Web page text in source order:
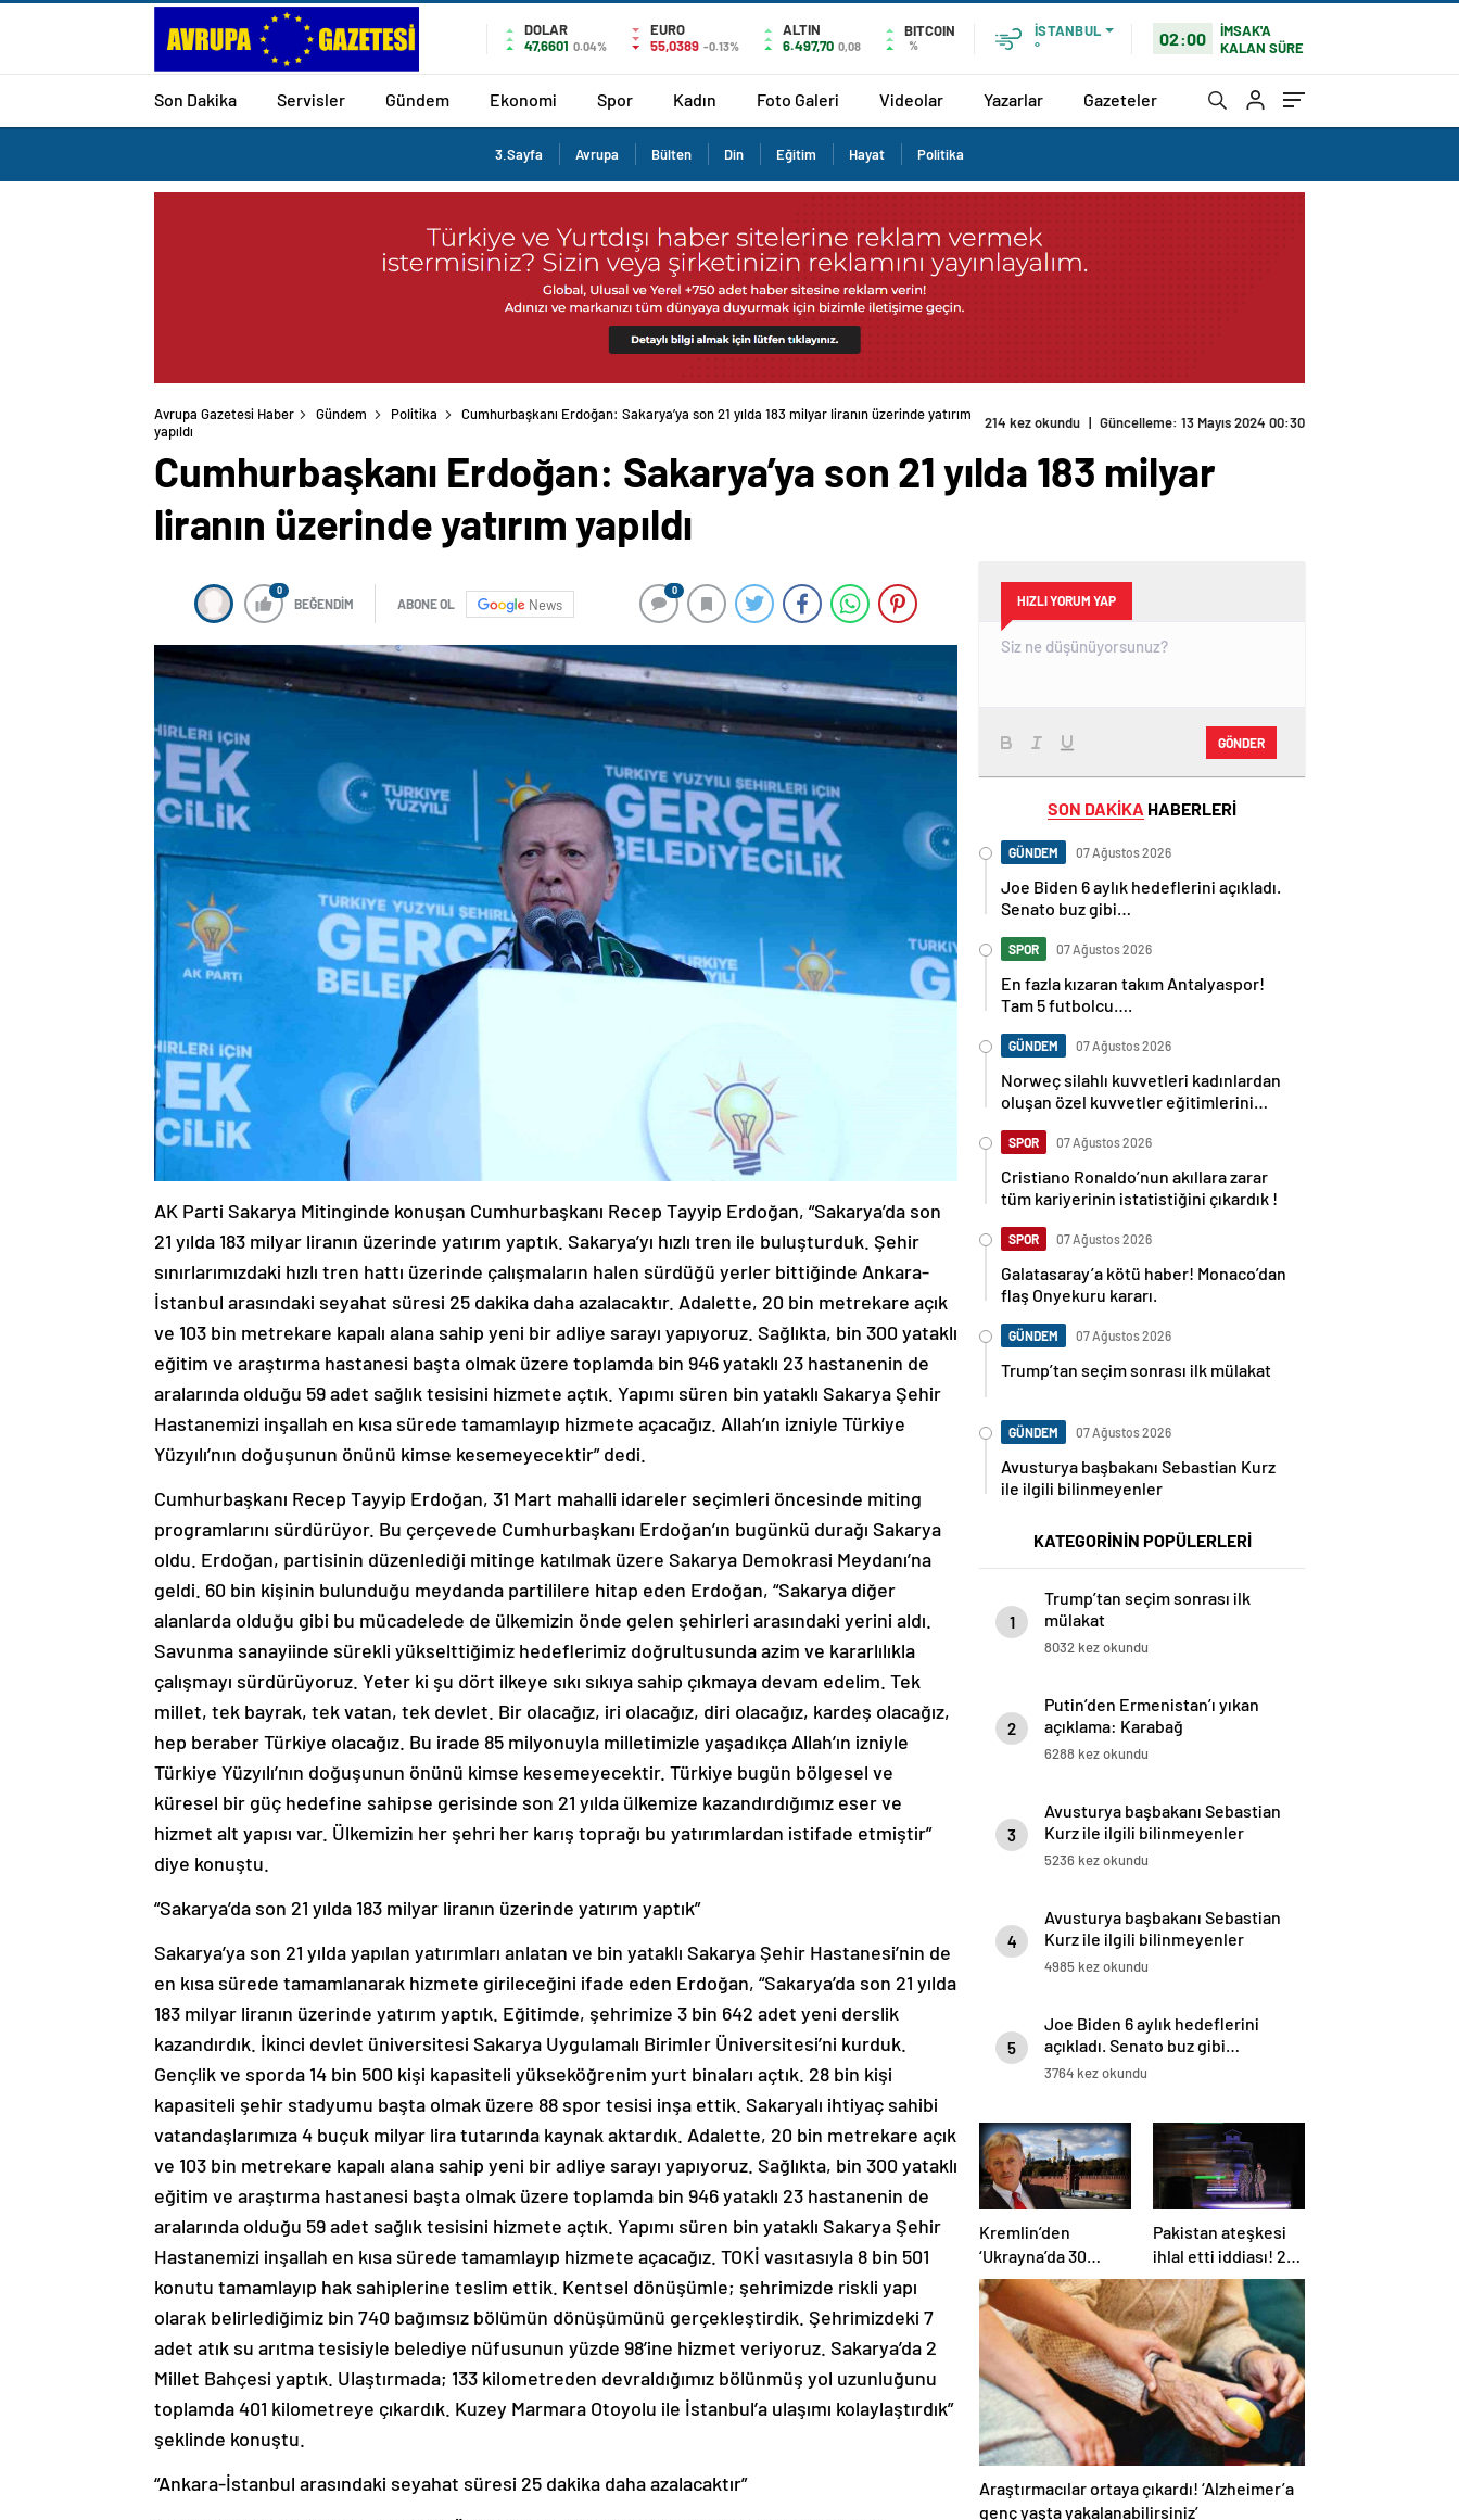
DOLAR
47,6601 0.04%
EURO
55,0389 -0.13%
ALTIN
6.497,70 0,08
BITCOIN
%
İSTANBUL
°
02:00
İMSAK'A
KALAN SÜRE
Son Dakika Servisler Gündem Ekonomi Spor Kadın Foto Galeri Videolar Yazarlar Gazeteler
3.Sayfa Avrupa Bülten Din Eğitim Hayat Politika
Avrupa Gazetesi Haber Gündem Politika Cumhurbaşkanı Erdoğan: Sakarya’ya son 21 yılda 183 milyar liranın üzerinde yatırım yapıldı
Cumhurbaşkanı Erdoğan: Sakarya’ya son 21 yılda 183 milyar
liranın üzerinde yatırım yapıldı
News
21 yılda 183 milyar liranın üzerinde yatırım yaptık. Sakarya’yı hızlı tren ile buluşturduk. Şehir
sınırlarımızdaki hızlı tren hattı üzerinde çalışmaların halen sürdüğü yerler bittiğinde Ankara-
İstanbul arasındaki seyahat süresi 25 dakika daha azalacaktır. Adalette, 20 bin metrekare açık
ve 103 bin metrekare kapalı alana sahip yeni bir adliye sarayı yapıyoruz. Sağlıkta, bin 300 yataklı
eğitim ve araştırma hastanesi başta olmak üzere toplamda bin 946 yataklı 23 hastanenin de
aralarında olduğu 59 adet sağlık tesisini hizmete açtık. Yapımı süren bin yataklı Sakarya Şehir
Hastanemizi inşallah en kısa sürede tamamlayıp hizmete açacağız. Allah’ın izniyle Türkiye
Yüzyılı’nın doğuşunun önünü kimse kesemeyecektir” dedi.
programlarını sürdürüyor. Bu çerçevede Cumhurbaşkanı Erdoğan’ın bugünkü durağı Sakarya
oldu. Erdoğan, partisinin düzenlediği mitinge katılmak üzere Sakarya Demokrasi Meydanı’na
geldi. 60 bin kişinin bulunduğu meydanda partililere hitap eden Erdoğan, “Sakarya diğer
alanlarda olduğu gibi bu mücadelede de ülkemizin önde gelen şehirleri arasındaki yerini aldı.
Savunma sanayiinde sürekli yükselttiğimiz hedeflerimiz doğrultusunda azim ve kararlılıkla
çalışmayı sürdürüyoruz. Yeter ki şu dört ilkeye sıkı sıkıya sahip çıkmaya devam edelim. Tek
millet, tek bayrak, tek vatan, tek devlet. Bir olacağız, iri olacağız, diri olacağız, kardeş olacağız,
hep beraber Türkiye olacağız. Bu irade 85 milyonuyla milletimizle yaşadıkça Allah’ın izniyle
Türkiye Yüzyılı’nın doğuşunun önünü kimse kesemeyecektir. Türkiye bugün bölgesel ve
küresel bir güç hedefine sahipse gerisinde son 21 yılda ülkemize kazandırdığımız eser ve
hizmet alt yapısı var. Ülkemizin her şehri her karış toprağı bu yatırımlardan istifade etmiştir”
diye konuştu.
en kısa sürede tamamlanarak hizmete girileceğini ifade eden Erdoğan, “Sakarya’da son 21 yılda
183 milyar liranın üzerinde yatırım yaptık. Eğitimde, şehrimize 3 bin 642 adet yeni derslik
kazandırdık. İkinci devlet üniversitesi Sakarya Uygulamalı Birimler Üniversitesi’ni kurduk.
Gençlik ve sporda 14 bin 500 kişi kapasiteli yükseköğrenim yurt binaları açtık. 28 bin kişi
kapasiteli şehir stadyumu başta olmak üzere 88 spor tesisi inşa ettik. Sakaryalı ihtiyaç sahibi
vatandaşlarımıza 4 buçuk milyar lira tutarında kaynak aktardık. Adalette, 20 bin metrekare açık
ve 103 bin metrekare kapalı alana sahip yeni bir adliye sarayı yapıyoruz. Sağlıkta, bin 300 yataklı
eğitim ve araştırma hastanesi başta olmak üzere toplamda bin 946 yataklı 23 hastanenin de
aralarında olduğu 59 adet sağlık tesisini hizmete açtık. Yapımı süren bin yataklı Sakarya Şehir
Hastanemizi inşallah en kısa sürede tamamlayıp hizmete açacağız. TOKİ vasıtasıyla 8 bin 501
konutu tamamlayıp hak sahiplerine teslim ettik. Kentsel dönüşümle; şehrimizde riskli yapı
olarak belirlediğimiz bin 740 bağımsız bölümün dönüşümünü gerçekleştirdik. Şehrimizdeki 7
adet atık su arıtma tesisiyle belediye nüfusunun yüzde 98’ine hizmet veriyoruz. Sakarya’da 2
Millet Bahçesi yaptık. Ulaştırmada; 133 kilometreden devraldığımız bölünmüş yol uzunluğunu
toplamda 401 kilometreye çıkardık. Kuzey Marmara Otoyolu ile İstanbul’a ulaşımı kolaylaştırdık”
şeklinde konuştu.
HIZLI YORUM YAP
GÖNDER
Joe Biden 6 aylık hedeflerini açıkladı.
Senato buz gibi…
En fazla kızaran takım Antalyaspor!
Tam 5 futbolcu….
Norweç silahlı kuvvetleri kadınlardan
oluşan özel kuvvetler eğitimlerini
başlattı.
Cristiano Ronaldo’nun akıllara zarar
tüm kariyerinin istatistiğini çıkardık !
Galatasaray’a kötü haber! Monaco’dan
flaş Onyekuru kararı.
Trump’tan seçim sonrası ilk mülakat
Avusturya başbakanı Sebastian Kurz
ile ilgili bilinmeyenler
1
mülakat
8032 kez okundu
2
açıklama: Karabağ
Azerbaycan’ın ayrılmaz bir
parçasıdır!
6288 kez okundu
3
Kurz ile ilgili bilinmeyenler
5236 kez okundu
4
Kurz ile ilgili bilinmeyenler
4985 kez okundu
5
açıkladı. Senato buz gibi…
3764 kez okundu
Kremlin’den
‘Ukrayna’da 30
günlük ateşkes’
açıklaması: Bunu
iyice düşünmeliyiz
Pakistan ateşkesi
ihlal etti iddiası! 2
ülkeden 2 farklı
açıklama
Araştırmacılar ortaya çıkardı! ‘Alzheimer’a
genç yaşta yakalanabilirsiniz’